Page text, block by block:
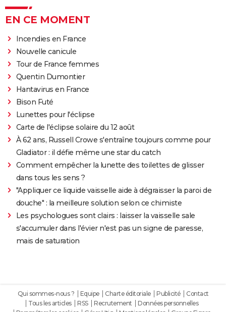
EN CE MOMENT
Incendies en France
Nouvelle canicule
Tour de France femmes
Quentin Dumontier
Hantavirus en France
Bison Futé
Lunettes pour l'éclipse
Carte de l'éclipse solaire du 12 août
À 62 ans, Russell Crowe s'entraîne toujours comme pour
Gladiator : il défie même une star du catch
Comment empêcher la lunette des toilettes de glisser
dans tous les sens ?
"Appliquer ce liquide vaisselle aide à dégraisser la paroi de
douche" : la meilleure solution selon ce chimiste
Les psychologues sont clairs : laisser la vaisselle sale
s'accumuler dans l'évier n'est pas un signe de paresse,
mais de saturation
Qui sommes-nous ? Equipe Charte éditoriale Publicité
Contact
Tous les articles
RSS Recrutement
Données personnelles